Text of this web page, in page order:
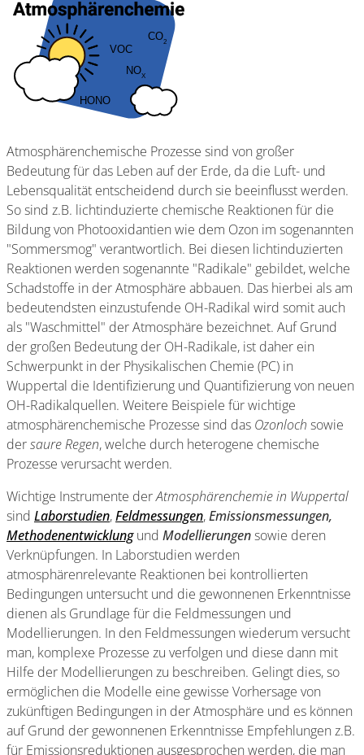
Atmosphärenchemische Prozesse sind von großer
Bedeutung für das Leben auf der Erde, da die Luft- und
Lebensqualität entscheidend durch sie beeinflusst werden.
So sind z.B. lichtinduzierte chemische Reaktionen für die
Bildung von Photooxidantien wie dem Ozon im sogenannten
"Sommersmog" verantwortlich. Bei diesen lichtinduzierten
Reaktionen werden sogenannte "Radikale" gebildet, welche
Schadstoffe in der Atmosphäre abbauen. Das hierbei als am
bedeutendsten einzustufende OH-Radikal wird somit auch
als "Waschmittel" der Atmosphäre bezeichnet. Auf Grund
der großen Bedeutung der OH-Radikale, ist daher ein
Schwerpunkt in der Physikalischen Chemie (PC) in
Wuppertal die Identifizierung und Quantifizierung von neuen
OH-Radikalquellen. Weitere Beispiele für wichtige
atmosphärenchemische Prozesse sind das Ozonloch sowie
dersaure Regen, welche durch heterogene chemische
Prozesse verursacht werden.
Wichtige Instrumente derAtmosphärenchemie in Wuppertal
sind Laborstudien,Feldmessungen,Emissions­messungen,
Methodenentwicklung und Modellierungensowie deren
Verknüpfungen. In Laborstudien werden
atmosphärenrelevante Reaktionen bei kontrollierten
Bedingungen untersucht und die gewonnenen Erkenntnisse
dienen als Grundlage für die Feldmessungen und
Modellierungen. In den Feldmessungen wiederum versucht
man, komplexe Prozesse zu verfolgen und diese dann mit
Hilfe der Modellierungen zu beschreiben. Gelingt dies, so
ermöglichen die Modelle eine gewisse Vorhersage von
zukünftigen Bedingungen in der Atmosphäre und es können
auf Grund der gewonnenen Erkenntnisse Empfehlungen z.B.
für Emissionsreduktionen ausgesprochen werden, die man